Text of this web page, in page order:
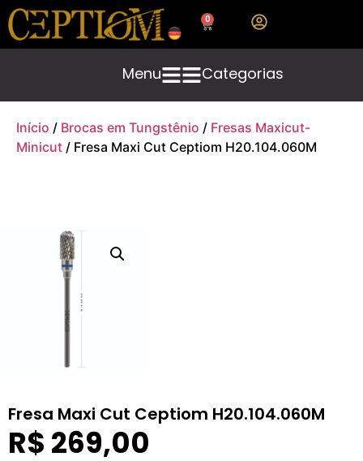
0
Menu Categorias
Início / Brocas em Tungstênio / Fresas Maxicut-
Minicut / Fresa Maxi Cut Ceptiom H20.104.060M
Fresa Maxi Cut Ceptiom H20.104.060M
R$ 269,00